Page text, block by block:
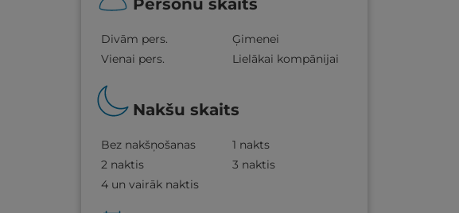
Personu skaits
Divām pers.
Ģimenei
Vienai pers.
Lielākai kompānijai
Nakšu skaits
Bez nakšņošanas
1 nakts
2 naktis
3 naktis
4 un vairāk naktis